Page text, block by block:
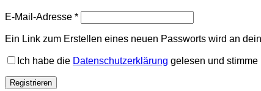
E-Mail-Adresse *
Ein Link zum Erstellen eines neuen Passworts wird an
Ich habe die Datenschutzerklärung gelesen und stimme
Registrieren